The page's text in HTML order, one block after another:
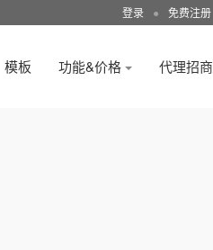
登录 ● 免费注册
模板 功能&价格 代理招商